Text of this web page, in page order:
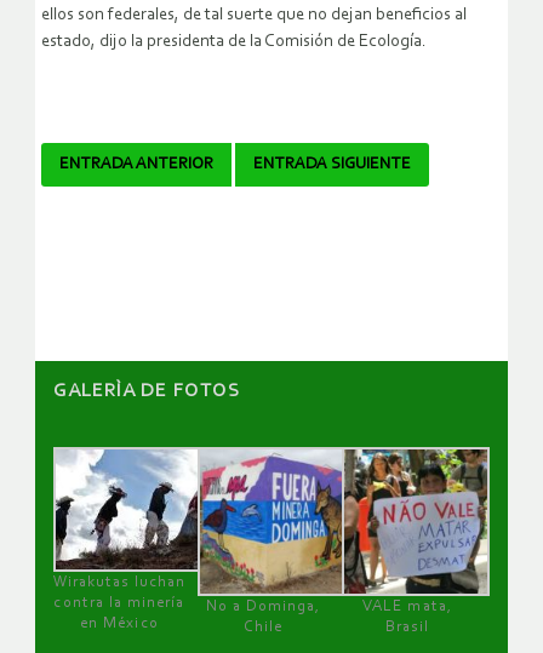
ellos son federales, de tal suerte que no dejan beneficios al
estado, dijo la presidenta de la Comisión de Ecología.
Navegador
ENTRADA ANTERIOR ENTRADA SIGUIENTE
GALERÌA DE FOTOS
Wirakutas luchan
contra la minería
en México
No a Dominga,
Chile
VALE mata,
Brasil